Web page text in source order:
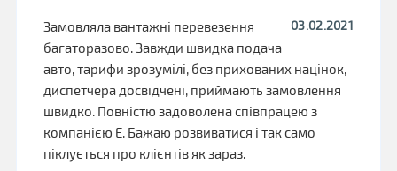
03.02.2021
Замовляла вантажні перевезення
багаторазово. Завжди швидка подача
авто, тарифи зрозумілі, без прихованих націнок,
диспетчера досвідчені, приймають замовлення
швидко. Повністю задоволена співпрацею з
компанією Е. Бажаю розвиватися і так само
піклується про клієнтів як зараз.